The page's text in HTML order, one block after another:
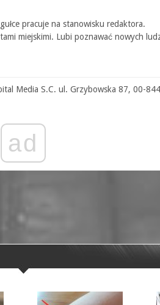
pracuje na stanowisku redaktora.
miejskimi. Lubi poznawać nowych
Media S.C. ul. Grzybowska 87, 00-844
ad